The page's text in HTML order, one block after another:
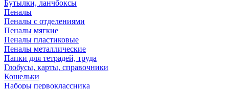
Бутылки, ланчбоксы
Пеналы
Пеналы с отделениями
Пеналы мягкие
Пеналы пластиковые
Пеналы металлические
Папки для тетрадей, труда
Глобусы, карты, справочники
Кошельки
Наборы первоклассника